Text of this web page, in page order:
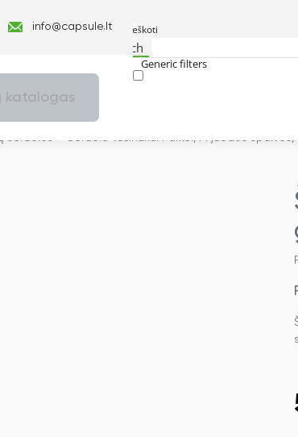
info@capsule.lt
Search
Generic filters
katalogas
šerdelės Šerdelė tušinukui Parker, M juodos spalvos,